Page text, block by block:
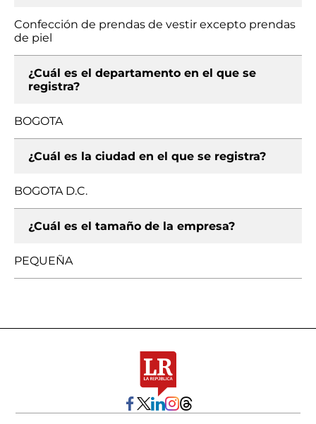
Confección de prendas de vestir excepto prendas
de piel
¿Cuál es el departamento en el que se
registra?
BOGOTA
¿Cuál es la ciudad en el que se registra?
BOGOTA D.C.
¿Cuál es el tamaño de la empresa?
PEQUEÑA